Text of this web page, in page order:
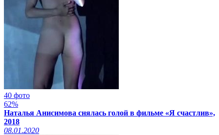
40 фото
62%
Наталья Анисимова снялась голой в фильме «Я счастлив»,
2018
08.01.2020